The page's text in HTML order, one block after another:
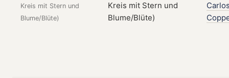
Kreis mit Stern und
Blume/Blüte)